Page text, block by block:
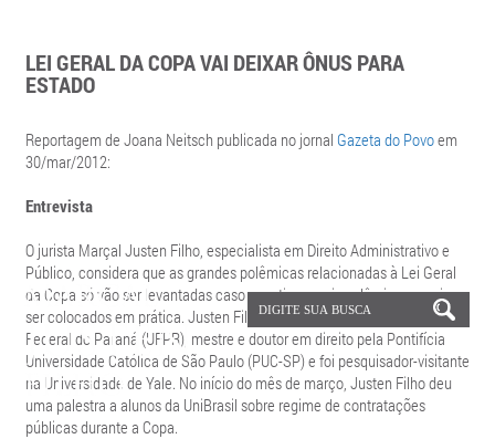
LEI GERAL DA COPA VAI DEIXAR ÔNUS PARA
ESTADO
Reportagem de Joana Neitsch publicada no jornal Gazeta do Povoem
30/mar/2012:
Entrevista
O jurista Marçal Justen Filho, especialista em Direito Administrativo e
Público, considera que as grandes polêmicas relacionadas à Lei Geral
da Copa só vão ser levantadas caso os artigos mais polêmicos precisem
ser colocados em prática. Justen Filho é formado na Universidade
Federal do Paraná (UFPR), mestre e doutor em direito pela Pontifícia
Universidade Católica de São Paulo (PUC-SP) e foi pesquisador-visitante
na Universidade de Yale. No início do mês de março, Justen Filho deu
uma palestra a alunos da UniBrasil sobre regime de contratações
públicas durante a Copa.